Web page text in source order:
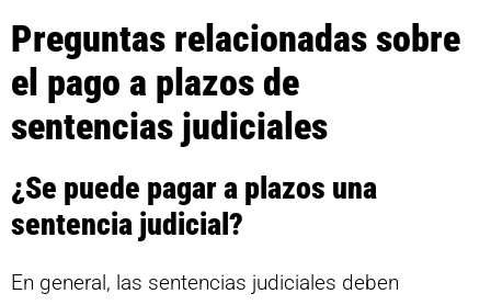
Preguntas relacionadas sobre
el pago a plazos de
sentencias judiciales
¿Se puede pagar a plazos una
sentencia judicial?
En general, las sentencias judiciales deben